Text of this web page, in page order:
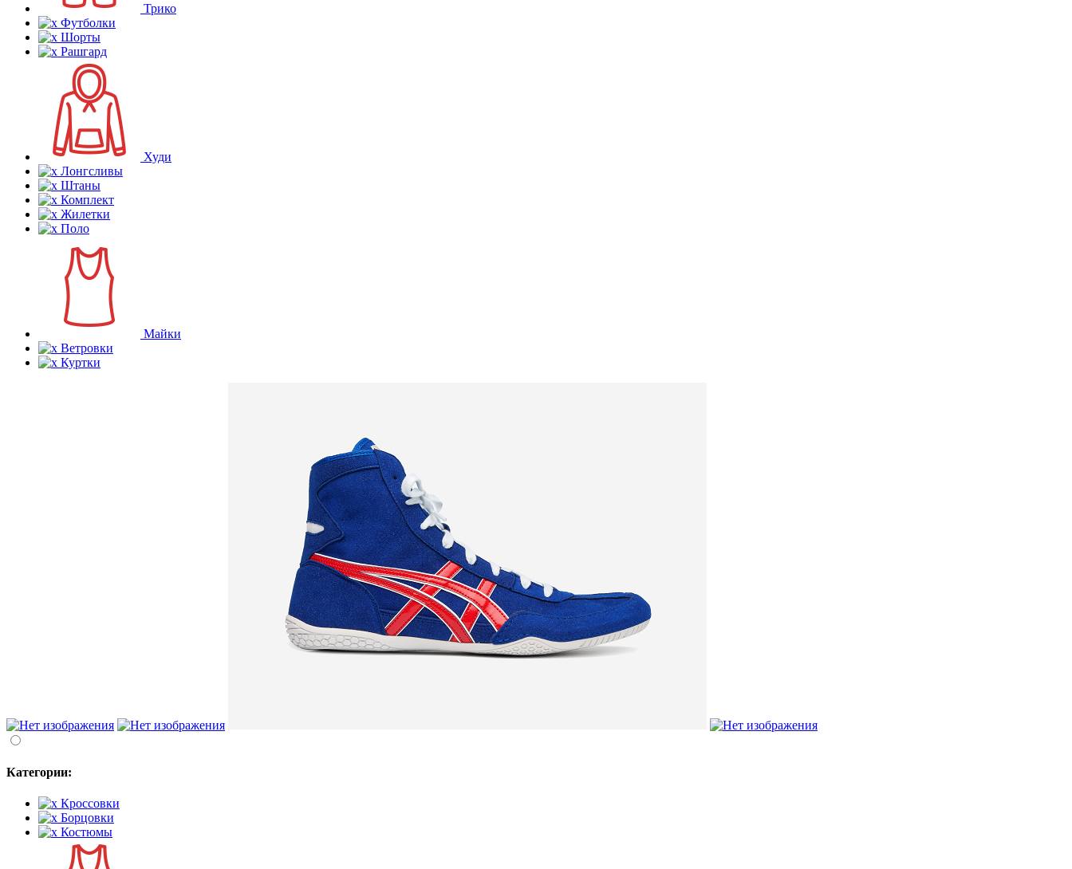
Трико
Футболки
Шорты
Рашгард
Худи
Лонгсливы
Штаны
Комплект
Жилетки
Поло
Майки
Ветровки
Куртки
Категории:
Кроссовки
Борцовки
Костюмы